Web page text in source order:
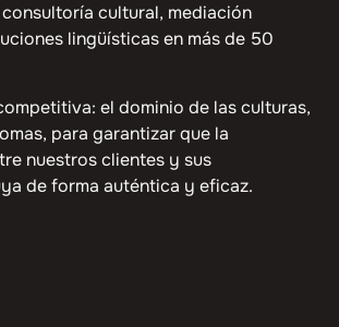
cultural, mediación
lingüísticas en más de 50
el dominio de las culturas,
para garantizar que la
nuestros clientes y sus
de forma auténtica y eficaz.